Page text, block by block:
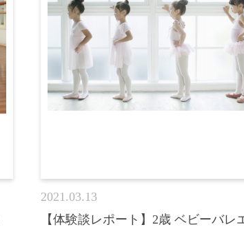
2021.03.13
【体験談レポート】2歳 ベビーバレ